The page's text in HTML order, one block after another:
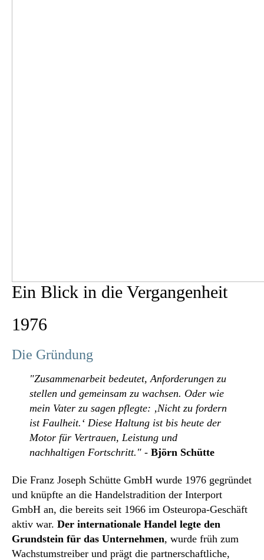
Ein Blick in die Vergangenheit
1976
Die Gründung
"Zusammenarbeit bedeutet, Anforderungen zu
stellen und gemeinsam zu wachsen. Oder wie
mein Vater zu sagen pflegte: ‚Nicht zu fordern
ist Faulheit.‘ Diese Haltung ist bis heute der
Motor für Vertrauen, Leistung und
nachhaltigen Fortschritt." - Björn Schütte
Die Franz Joseph Schütte GmbH wurde 1976 gegründet
und knüpfte an die Handelstradition der Interport
GmbH an, die bereits seit 1966 im Osteuropa-Geschäft
aktiv war. Der internationale Handel legte den
Grundstein für das Unternehmen, wurde früh zum
Wachstumstreiber und prägt die partnerschaftliche,